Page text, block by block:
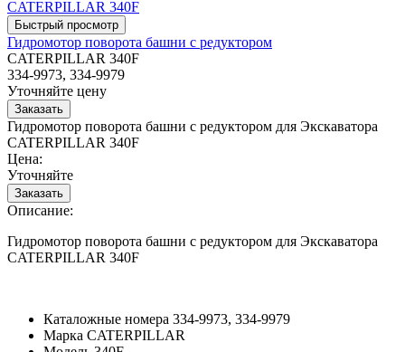
Гидромотор поворота башни с редуктором
CATERPILLAR 340F
334-9973, 334-9979
Уточняйте цену
Гидромотор поворота башни с редуктором для Экскаватора
CATERPILLAR 340F
Цена:
Уточняйте
Описание:
Гидромотор поворота башни с редуктором для Экскаватора
CATERPILLAR 340F
Каталожные номера 334-9973, 334-9979
Марка CATERPILLAR